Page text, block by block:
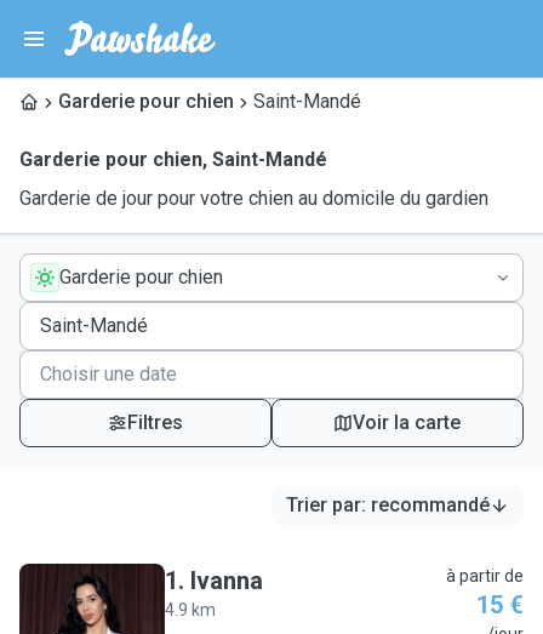
Garderie pour chien Saint-Mandé
Garderie pour chien, Saint-Mandé
Garderie de jour pour votre chien au domicile du gardien
Garderie pour chien
Filtres Voir la carte
Trier par: recommandé
1. Ivanna
4.9 km
à partir de
15 €